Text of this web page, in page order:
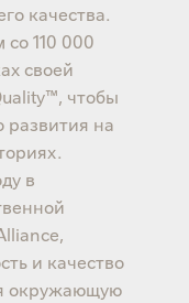
качества.
110 000
своей
чтобы
развития на
в
и качество
окружающую